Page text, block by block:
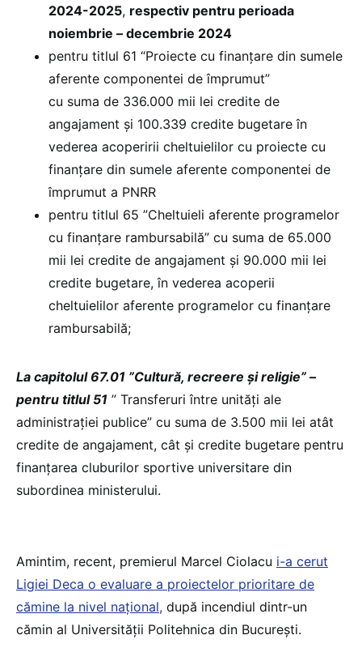
2024-2025, respectiv pentru perioada
noiembrie – decembrie 2024
pentru titlul 61 “Proiecte cu finanțare din sumele
aferente componentei de împrumut”
cu suma de 336.000 mii lei credite de
angajament și 100.339 credite bugetare în
vederea acoperirii cheltuielilor cu proiecte cu
finanțare din sumele aferente componentei de
împrumut a PNRR
pentru titlul 65 ”Cheltuieli aferente programelor
cu finanțare rambursabilă” cu suma de 65.000
mii lei credite de angajament și 90.000 mii lei
credite bugetare, în vederea acoperii
cheltuielilor aferente programelor cu finanțare
rambursabilă;
La capitolul 67.01 ”Cultură, recreere și religie” –
pentru titlul 51 ” Transferuri între unități ale
administrației publice” cu suma de 3.500 mii lei atât
credite de angajament, cât și credite bugetare pentru
finanțarea cluburilor sportive universitare din
subordinea ministerului.
Amintim, recent, premierul Marcel Ciolacu i-a cerut
Ligiei Deca o evaluare a proiectelor prioritare de
cămine la nivel național, după incendiul dintr-un
cămin al Universității Politehnica din București.